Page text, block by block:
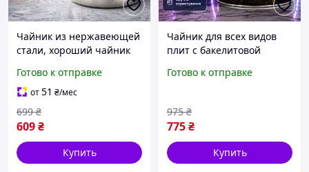
Чайник из нержавеющей
стали, хороший чайник
чайник кухонный на 3 л
воды
Готово к отправке
от51 ₴/мес
609₴
699 ₴
Купить
Чайник для всех видов
плит с бакелитовой
открывающимся
комфортного
использования,
Стильные чайники объём
3 л
Готово к отправке
775₴
975 ₴
Купить